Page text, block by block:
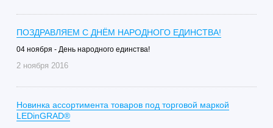
ПОЗДРАВЛЯЕМ С ДНЁМ НАРОДНОГО ЕДИНСТВА!
04 ноября - День народного единства!
2 ноября 2016
Новинка ассортимента товаров под торговой маркой
LEDinGRAD®